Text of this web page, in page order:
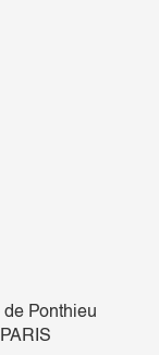
de Ponthieu